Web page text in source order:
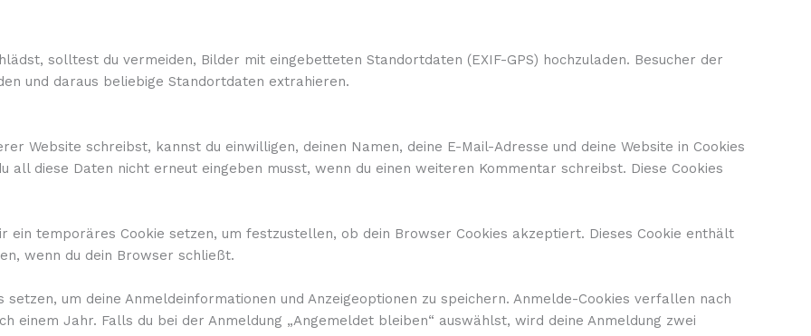
solltest du vermeiden, Bilder mit eingebetteten Standortdaten (EXIF-GPS) hochzuladen. Besucher der
und daraus beliebige Standortdaten extrahieren.
Website schreibst, kannst du einwilligen, deinen Namen, deine E-Mail-Adresse und deine Website in Cookies
all diese Daten nicht erneut eingeben musst, wenn du einen weiteren Kommentar schreibst. Diese Cookies
ein temporäres Cookie setzen, um festzustellen, ob dein Browser Cookies akzeptiert. Dieses Cookie enthält
wenn du dein Browser schließt.
um deine Anmeldeinformationen und Anzeigeoptionen zu speichern. Anmelde-Cookies verfallen nach
einem Jahr. Falls du bei der Anmeldung „Angemeldet bleiben“ auswählst, wird deine Anmeldung zwei